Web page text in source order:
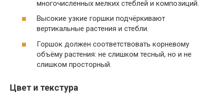
многочисленных мелких стеблей и композиций.
Высокие узкие горшки подчёркивают
вертикальные растения и стебли.
Горшок должен соответствовать корневому
объёму растения: не слишком тесный, но и не
слишком просторный.
Цвет и текстура